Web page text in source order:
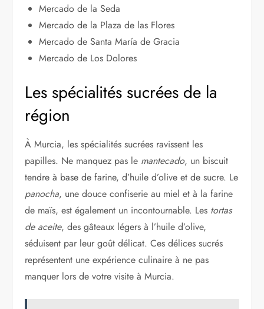
Mercado de la Seda
Mercado de la Plaza de las Flores
Mercado de Santa María de Gracia
Mercado de Los Dolores
Les spécialités sucrées de la
région
À Murcia, les spécialités sucrées ravissent les
papilles. Ne manquez pas le mantecado, un biscuit
tendre à base de farine, d’huile d’olive et de sucre. Le
panocha, une douce confiserie au miel et à la farine
de maïs, est également un incontournable. Les tortas
de aceite, des gâteaux légers à l’huile d’olive,
séduisent par leur goût délicat. Ces délices sucrés
représentent une expérience culinaire à ne pas
manquer lors de votre visite à Murcia.